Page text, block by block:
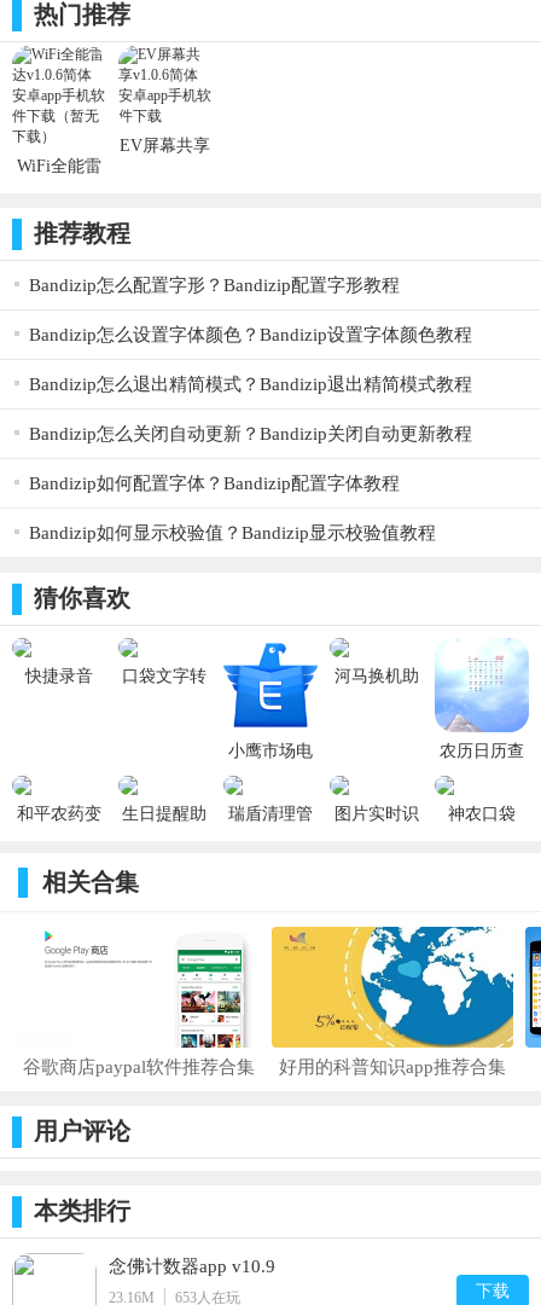
【福利】
每日登陆APP可签到领取歪点，歪点可以用于兑换话费和
流量；
软件优势
忧。
【快乐体验】使用方便，人性化设计，一流的用户体
验。
【热点免费】云内上亿个热点全部免费，WiFi密码可查
软件功能
1、实时监测WiFi安全，主动防御风险WiFi，保护用户信
2、每日登陆APP可签到领取歪点，歪点可以用于兑换话
费和流量。
3、随时随地节省网络流量，无需密码查看器也可一键连
1、对网络状况进行实时的监测，知晓网络状况。
2、时刻守护你的网络安全，还能够进行网络的优化，让
3、可以使用软件快速的连接到安全免费的网络。
热门推荐
WiFi全能雷
卓软件（暂
无下载）
EV屏幕共享
推荐教程
Bandizip怎么配置字形？Bandizip配置字形教程
Bandizip怎么设置字体颜色？Bandizip设置字体颜色教程
Bandizip怎么退出精简模式？Bandizip退出精简模式教程
Bandizip怎么关闭自动更新？Bandizip关闭自动更新教程
Bandizip如何配置字体？Bandizip配置字体教程
Bandizip如何显示校验值？Bandizip显示校验值教程
猜你喜欢
快捷录音
口袋文字转
小鹰市场电
视版(小鹰工
v2.2.1
河马换机助
农历日历查
询手机版
和平农药变
生日提醒助
瑞盾清理管
图片实时识
神农口袋
相关合集
谷歌商店paypal软件推荐合集 好用的科普知识app推荐合集
用户评论
本类排行
念佛计数器app v10.9
23.16M 653人在玩
下载